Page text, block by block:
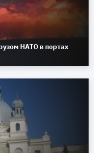
НАТО в портах